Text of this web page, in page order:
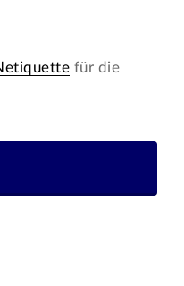
für die